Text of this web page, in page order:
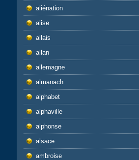
aliénation
alise
allais
allan
allemagne
almanach
alphabet
alphaville
alphonse
alsace
ambroise